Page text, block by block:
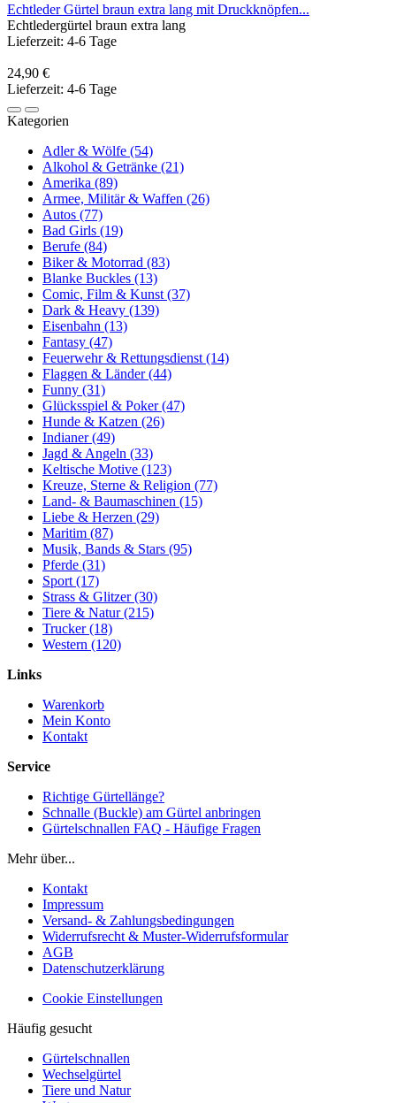
Echtleder Gürtel braun extra lang mit Druckknöpfen...
Echtledergürtel braun extra lang
Lieferzeit: 4-6 Tage
24,90 €
Lieferzeit: 4-6 Tage
Kategorien
Adler & Wölfe (54)
Alkohol & Getränke (21)
Amerika (89)
Armee, Militär & Waffen (26)
Autos (77)
Bad Girls (19)
Berufe (84)
Biker & Motorrad (83)
Blanke Buckles (13)
Comic, Film & Kunst (37)
Dark & Heavy (139)
Eisenbahn (13)
Fantasy (47)
Feuerwehr & Rettungsdienst (14)
Flaggen & Länder (44)
Funny (31)
Glücksspiel & Poker (47)
Hunde & Katzen (26)
Indianer (49)
Jagd & Angeln (33)
Keltische Motive (123)
Kreuze, Sterne & Religion (77)
Land- & Baumaschinen (15)
Liebe & Herzen (29)
Maritim (87)
Musik, Bands & Stars (95)
Pferde (31)
Sport (17)
Strass & Glitzer (30)
Tiere & Natur (215)
Trucker (18)
Western (120)
Links
Warenkorb
Mein Konto
Kontakt
Service
Richtige Gürtellänge?
Schnalle (Buckle) am Gürtel anbringen
Gürtelschnallen FAQ - Häufige Fragen
Mehr über...
Kontakt
Impressum
Versand- & Zahlungsbedingungen
Widerrufsrecht & Muster-Widerrufsformular
AGB
Datenschutzerklärung
Cookie Einstellungen
Häufig gesucht
Gürtelschnallen
Wechselgürtel
Tiere und Natur